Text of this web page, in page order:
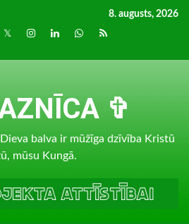
8. augusts, 2026
TwitterInstagram
LinkedInwhatsapp
RSS
✞
balva ir mūžīga dzīvība Kristū
mūsu Kungā.